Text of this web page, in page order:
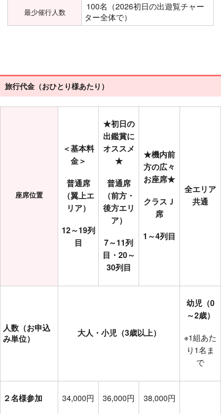
最少催行人数
100名（2026初日の出遊覧チャー
ター全体で）
旅行代金（おひとり様あたり）
座席位置
＜基本料
金＞
普通席
（翼上エ
リア）
12～19列
目
★初日の
出鑑賞に
オススメ
★
普通席
（前方・
後方エリ
ア）
7～11列
目・20～
30列目
★機内前
方の広々
お座席★
クラスＪ
席
1～4列目
全エリア
共通
人数（お申込
み単位）
大人・小児（3歳以上）
幼児（0
～2歳）
※1組あた
り1名ま
で
２名様参加
34,000円
36,000円
38,000円